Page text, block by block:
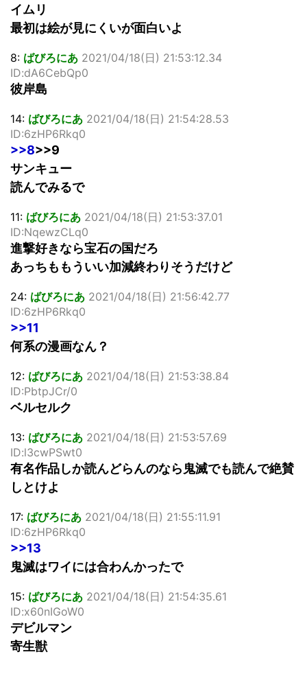
イムリ
最初は絵が見にくいが面白いよ
8: ばびろにあ 2021/04/18(日) 21:53:12.34
ID:dA6CebQp0
彼岸島
14: ばびろにあ 2021/04/18(日) 21:54:28.53
ID:6zHP6Rkq0
>>8>>9
サンキュー
読んでみるで
11: ばびろにあ 2021/04/18(日) 21:53:37.01
ID:NqewzCLq0
進撃好きなら宝石の国だろ
あっちももういい加減終わりそうだけど
24: ばびろにあ 2021/04/18(日) 21:56:42.77
ID:6zHP6Rkq0
>>11
何系の漫画なん？
12: ばびろにあ 2021/04/18(日) 21:53:38.84
ID:PbtpJCr/0
ベルセルク
13: ばびろにあ 2021/04/18(日) 21:53:57.69
ID:l3cwPSwt0
有名作品しか読んどらんのなら鬼滅でも読んで絶賛
しとけよ
17: ばびろにあ 2021/04/18(日) 21:55:11.91
ID:6zHP6Rkq0
>>13
鬼滅はワイには合わんかったで
15: ばびろにあ 2021/04/18(日) 21:54:35.61
ID:x60nIGoW0
デビルマン
寄生獣